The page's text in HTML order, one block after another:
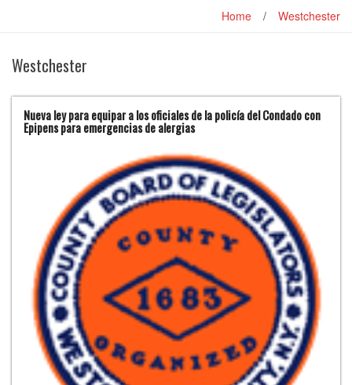
Home / Westchester
Westchester
Nueva ley para equipar a los oficiales de la policía del Condado con
Epipens para emergencias de alergias